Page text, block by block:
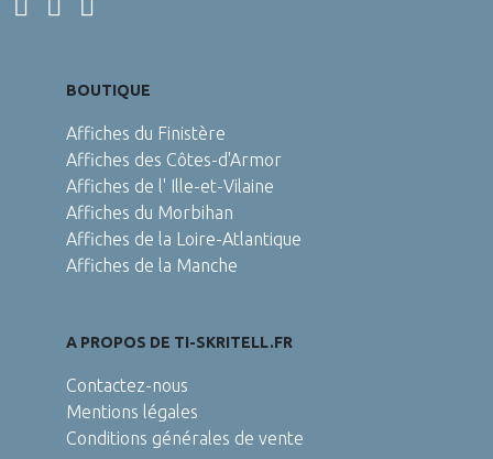
BOUTIQUE
Affiches du Finistère
Affiches des Côtes-d'Armor
Affiches de l' Ille-et-Vilaine
Affiches du Morbihan
Affiches de la Loire-Atlantique
Affiches de la Manche
A PROPOS DE TI-SKRITELL.FR
Contactez-nous
Mentions légales
Conditions générales de vente